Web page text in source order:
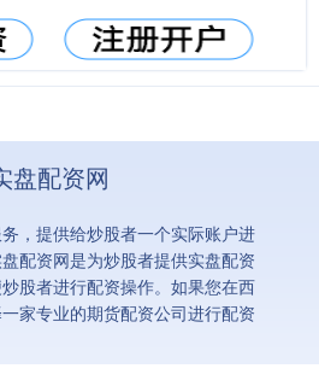
盘配资网
，提供给炒股者一个实际账户进
配资网是为炒股者提供实盘配资
股者进行配资操作。如果您在西
家专业的期货配资公司进行配资